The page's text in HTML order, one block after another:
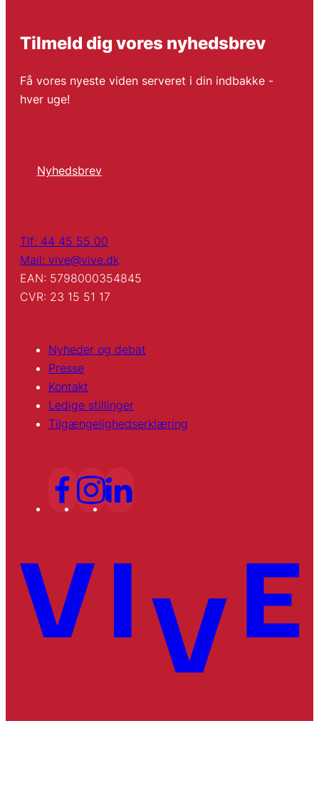
Tilmeld dig vores nyhedsbrev
Få vores nyeste viden serveret i din indbakke -
hver uge!
Nyhedsbrev
Tlf: 44 45 55 00
Mail: vive@vive.dk
EAN: 5798000354845
CVR: 23 15 51 17
Nyheder og debat
Presse
Kontakt
Ledige stillinger
Tilgængelighedserklæring